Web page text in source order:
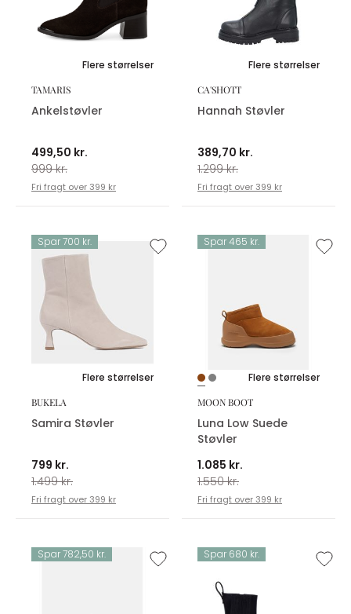
Flere størrelser
TAMARIS
Ankelstøvler
499,50 kr.
999 kr.
Fri fragt over 399 kr
Flere størrelser
CA'SHOTT
Hannah Støvler
389,70 kr.
1.299 kr.
Fri fragt over 399 kr
Spar 700 kr.
Flere størrelser
BUKELA
Samira Støvler
799 kr.
1.499 kr.
Fri fragt over 399 kr
Spar 465 kr.
Flere størrelser
MOON BOOT
Luna Low Suede
Støvler
1.085 kr.
1.550 kr.
Fri fragt over 399 kr
Spar 782,50 kr. Spar 680 kr.